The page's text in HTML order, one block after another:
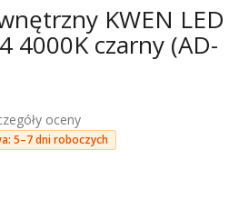
KWEN LED
4000K czarny (AD-
oceny
5–7 dni roboczych